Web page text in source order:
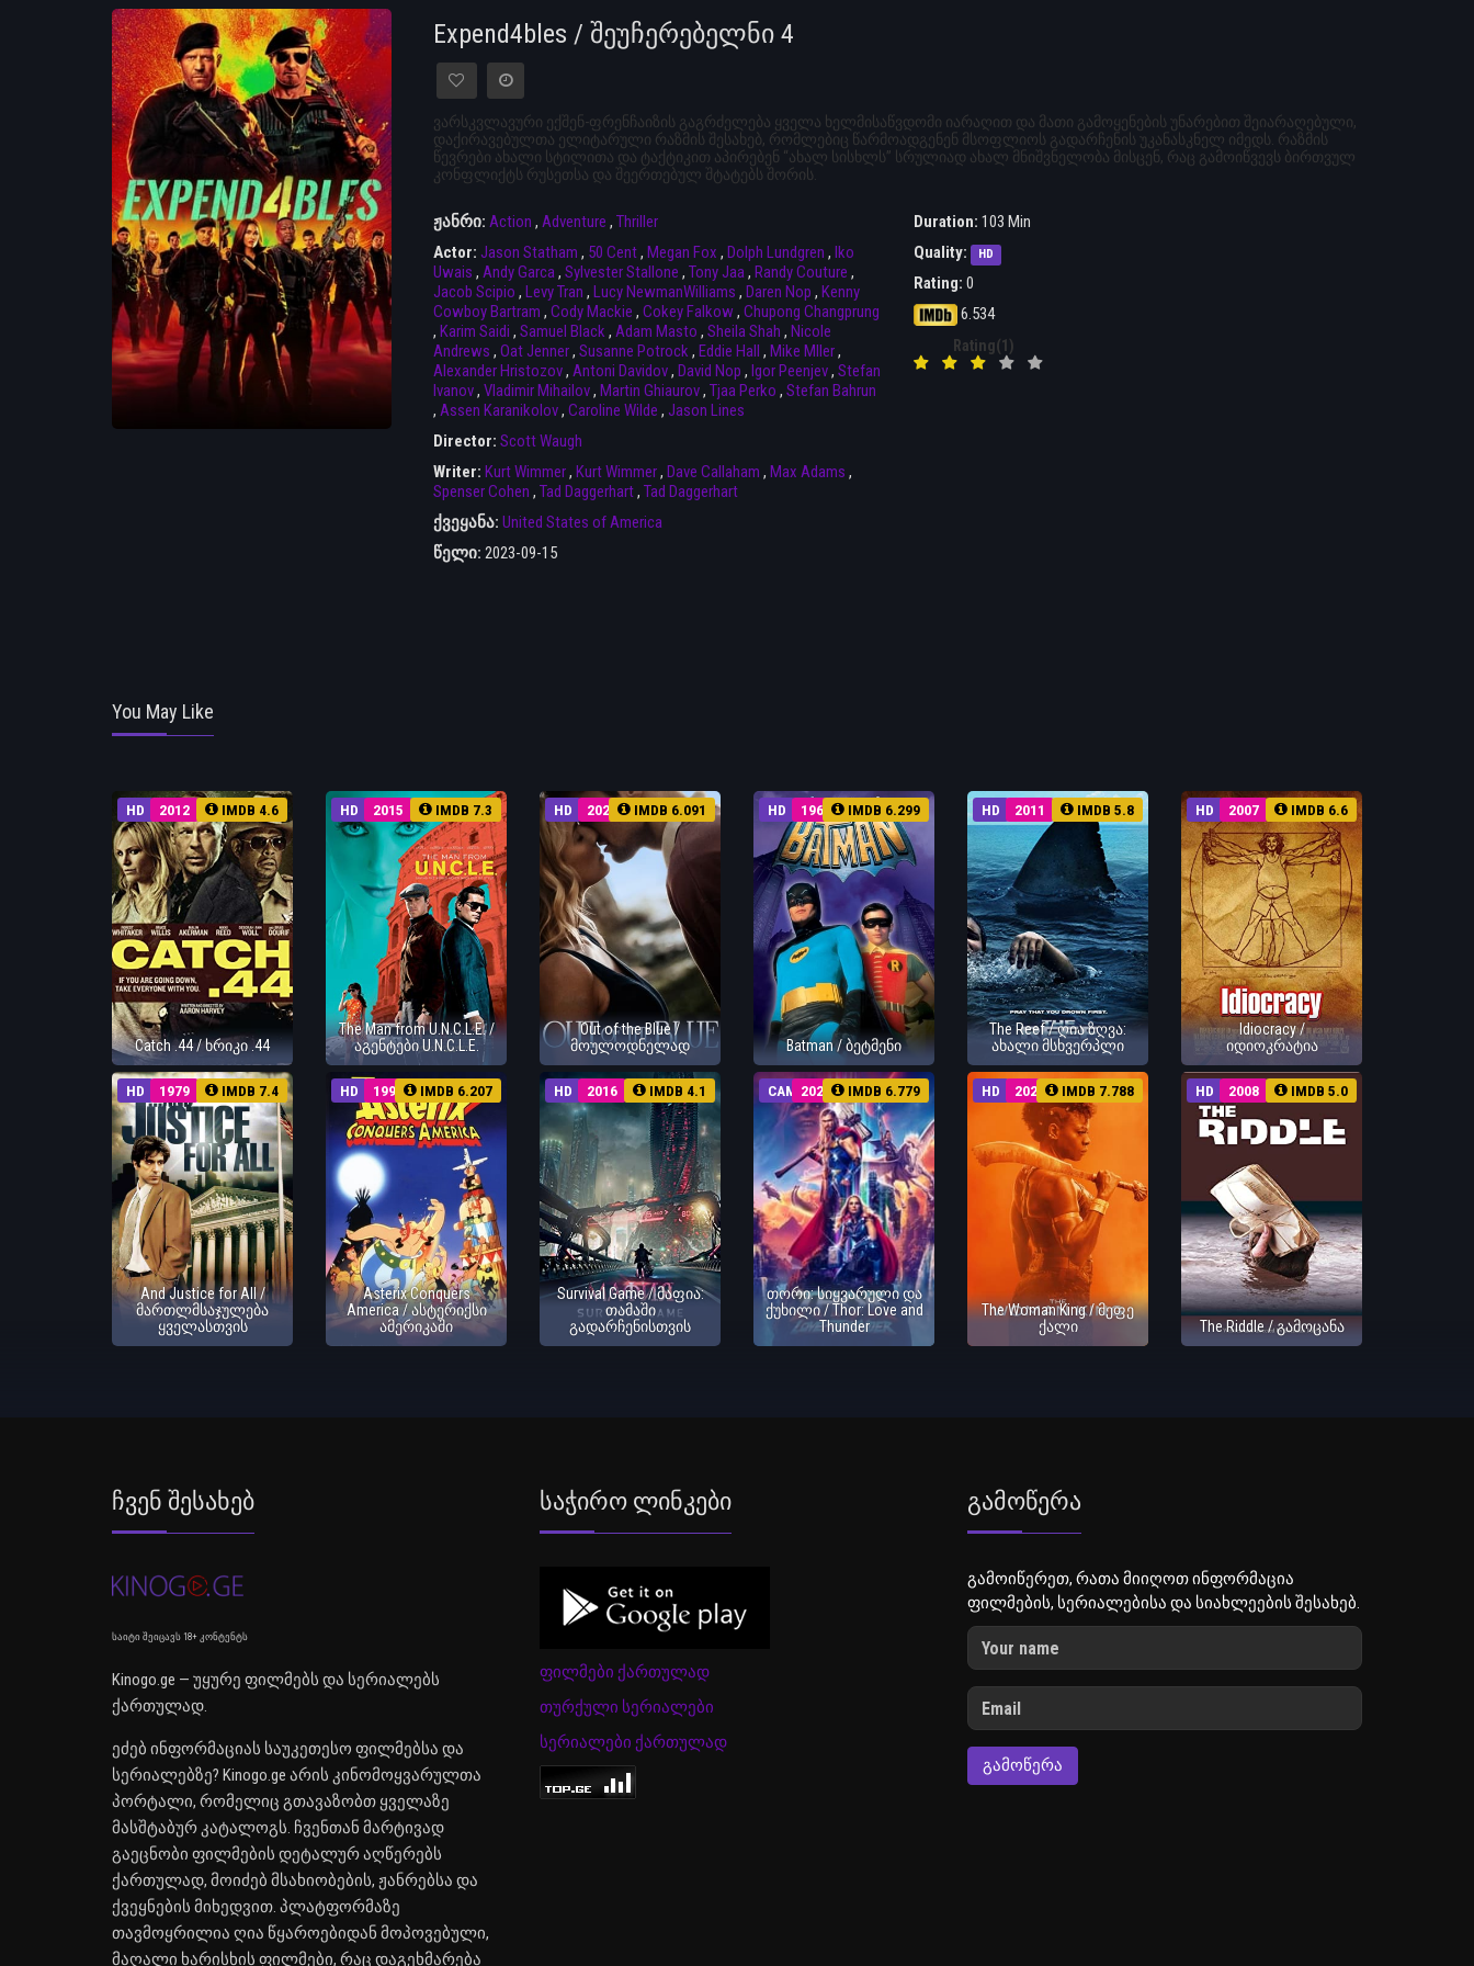
Expend4bles / შეუჩერებელნი 4
ვარსკვლავური ექშენ-ფრენჩაიზის გაგრძელება ყველა ხელმისაწვდომი იარაღით და მათი გამოყენების უნარებით შეიარაღებული,
დაქირავებულთა ელიტარული რაზმის შესახებ, რომლებიც წარმოადგენენ მსოფლიოს გადარჩენის უკანასკნელ იმედს. რაზმის
წევრები ახალი სტილითა და ტაქტიკით აპირებენ “ახალ სისხლს” სრულიად ახალ მნიშვნელობა მისცენ, რაც გამოიწვევს ბირთვულ
კონფლიქტს რუსეთსა და შეერთებულ შტატებს შორის.
ჟანრი: Action , Adventure , Thriller
Actor: Jason Statham , 50 Cent, Megan Fox , Dolph Lundgren , Iko
Uwais , Andy Garca, Sylvester Stallone , Tony Jaa, Randy Couture ,
Jacob Scipio , Levy Tran , Lucy NewmanWilliams , Daren Nop , Kenny
Cowboy Bartram , Cody Mackie , Cokey Falkow , Chupong Changprung
, Karim Saidi , Samuel Black , Adam Masto , Sheila Shah , Nicole
Andrews , Oat Jenner, Susanne Potrock , Eddie Hall , Mike Mller,
Alexander Hristozov, Antoni Davidov, David Nop , Igor Peenjev, Stefan
Ivanov, Vladimir Mihailov, Martin Ghiaurov, Tjaa Perko , Stefan Bahrun
, Assen Karanikolov, Caroline Wilde , Jason Lines
Director: Scott Waugh
Writer: Kurt Wimmer, Kurt Wimmer, Dave Callaham , Max Adams ,
Spenser Cohen , Tad Daggerhart, Tad Daggerhart
ქვეყანა: United States of America
წელი: 2023-09-15
Duration: 103 Min
Quality:
HD
Rating: 0
6.534
Rating(1)
You May Like
HD 2012 IMDB 4.6
Catch .44 / ხრიკი .44
HD 2015 IMDB 7.3
The Man from U.N.C.L.E. /
აგენტები U.N.C.L.E.
HD 2022 IMDB 6.091
Out of the Blue /
მოულოდნელად
HD 1966 IMDB 6.299
Batman / ბეტმენი
HD 2011 IMDB 5.8
The Reef / ღია ზღვა:
ახალი მსხვერპლი
HD 2007 IMDB 6.6
Idiocracy /
იდიოკრატია
HD 1979 IMDB 7.4
And Justice for All /
მართლმსაჯულება
ყველასთვის
HD 1994 IMDB 6.207
Asterix Conquers
America / ასტერიქსი
ამერიკაში
HD 2016 IMDB 4.1
Survival Game / მაფია:
თამაში
გადარჩენისთვის
CAM 2022 IMDB 6.779
თორი: სიყვარული და
ქუხილი / Thor: Love and
Thunder
HD 2022 IMDB 7.788
The Woman King / მეფე
ქალი
HD 2008 IMDB 5.0
The Riddle / გამოცანა
Ჩვენ Შესახებ
საიტი შეიცავს 18+ კონტენტს
Kinogo.ge — უყურე ფილმებს და სერიალებს
ქართულად.
ეძებ ინფორმაციას საუკეთესო ფილმებსა და
სერიალებზე? Kinogo.ge არის კინომოყვარულთა
პორტალი, რომელიც გთავაზობთ ყველაზე
მასშტაბურ კატალოგს. ჩვენთან მარტივად
გაეცნობი ფილმების დეტალურ აღწერებს
ქართულად, მოიძებ მსახიობების, ჟანრებსა და
ქვეყნების მიხედვით. პლატფორმაზე
თავმოყრილია ღია წყაროებიდან მოპოვებული,
მაღალი ხარისხის ფილმები, რაც დაგეხმარება
Საჭირო Ლინკები
ფილმები ქართულად
თურქული სერიალები
სერიალები ქართულად
Გამოწერა
გამოიწერეთ, რათა მიიღოთ ინფორმაცია
ფილმების, სერიალებისა და სიახლეების შესახებ.
ᲒᲐᲛᲝᲬᲔᲠᲐ